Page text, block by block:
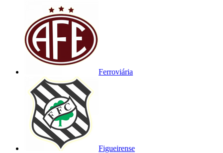
Ferroviária
Figueirense